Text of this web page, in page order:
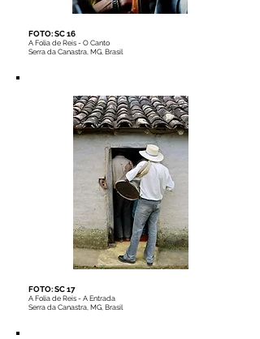
FOTO: SC 16
A Folia de Reis - O Canto
Serra da Canastra, MG, Brasil
FOTO: SC 17
A Folia de Reis - A Entrada
Serra da Canastra, MG, Brasil